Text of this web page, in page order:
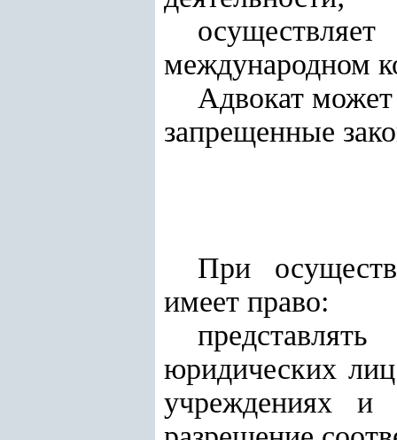
международном
Адвокат
запрещенные
При
имеет право:
юридических
учреждениях и